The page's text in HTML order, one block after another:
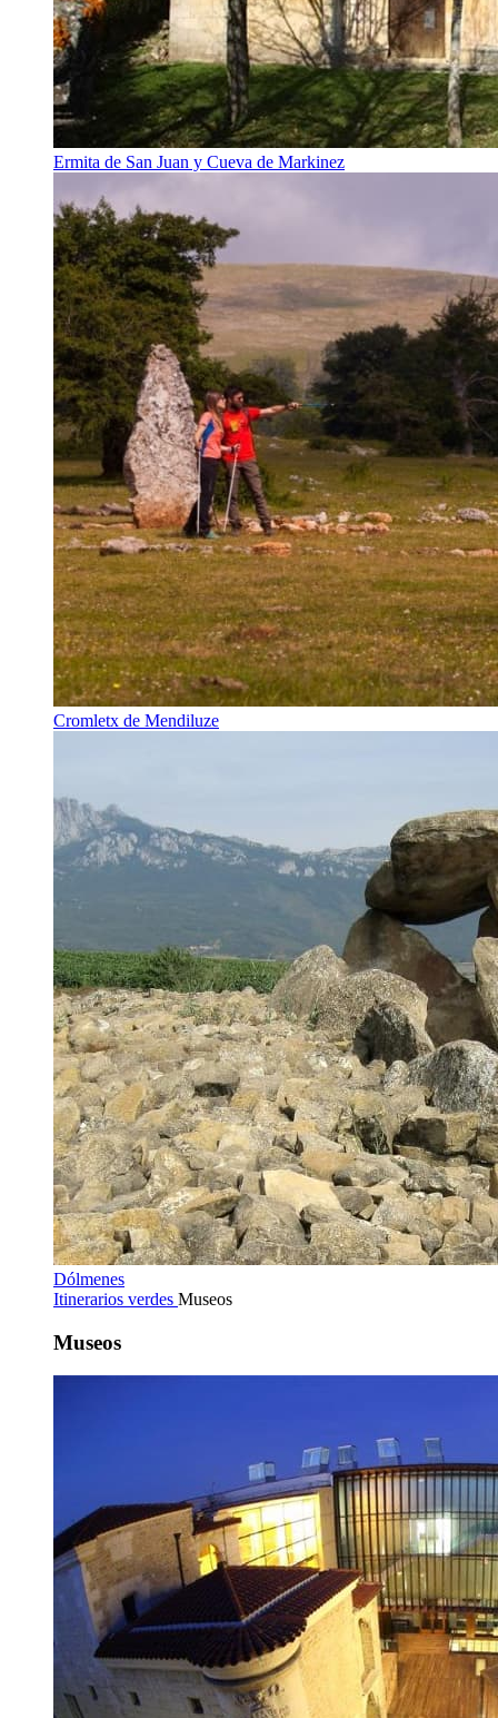
Ermita de San Juan y Cueva de Markinez
Cromletx de Mendiluze
Dólmenes
Itinerarios verdes Museos
Museos